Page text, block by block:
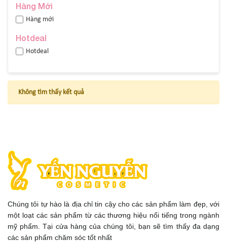
Hàng Mới
Hàng mới
Hotdeal
Hotdeal
Không tìm thấy kết quả
Chúng tôi tự hào là địa chỉ tin cậy cho các sản phẩm làm đẹp, với
một loạt các sản phẩm từ các thương hiệu nổi tiếng trong ngành
mỹ phẩm. Tại cửa hàng của chúng tôi, bạn sẽ tìm thấy đa dạng
các sản phẩm chăm sóc tốt nhất